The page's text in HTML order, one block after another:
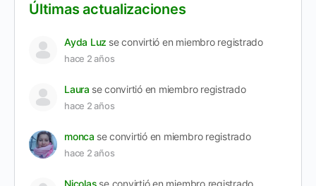
Últimas actualizaciones
Ayda Luz se convirtió en miembro registrado
hace 2 años
Laura se convirtió en miembro registrado
hace 2 años
monca se convirtió en miembro registrado
hace 2 años
Nicolas se convirtió en miembro registrado